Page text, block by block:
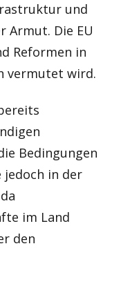
und
Armut. Die EU
Reformen in
vermutet wird.
Bedingungen
jedoch in der
im Land
den